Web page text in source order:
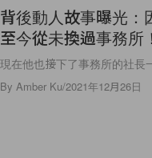
背後動人故事曝光：
至今從未換過事務所！
現在他也接下了事務所的社長
By Amber Ku/2021年12月26日